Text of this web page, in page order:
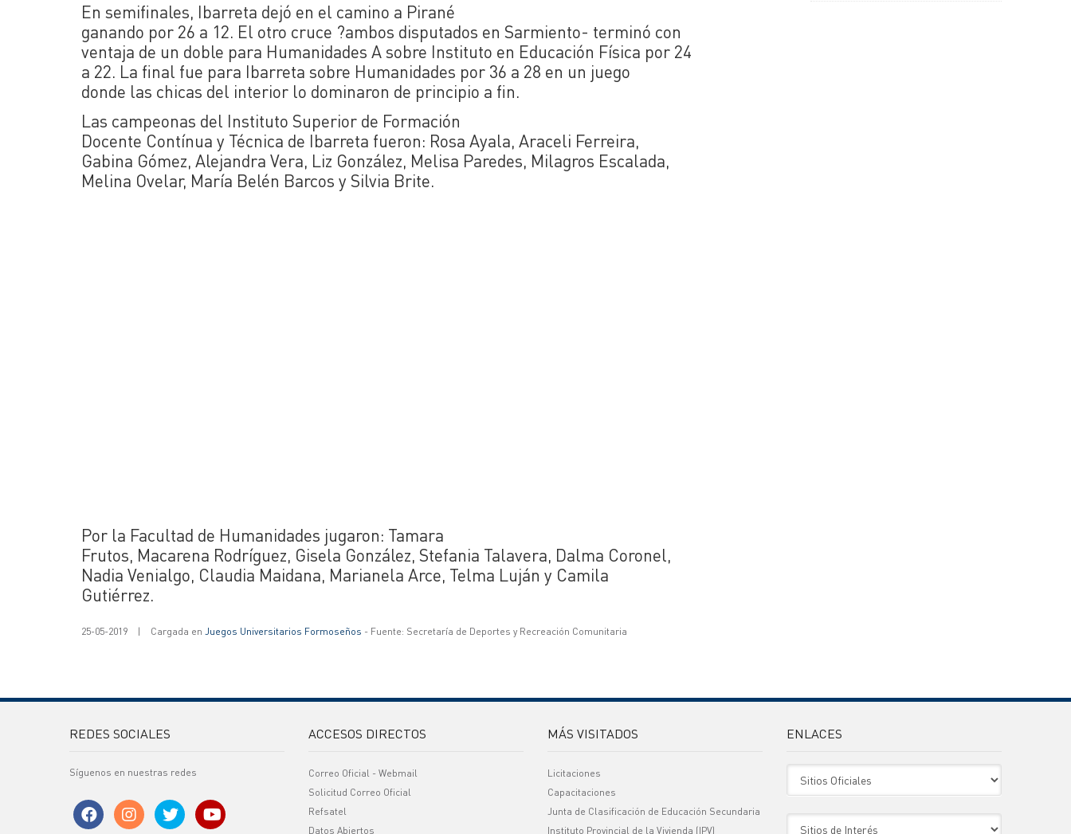
En semifinales, Ibarreta dejó en el camino a Pirané
ganando por 26 a 12. El otro cruce ?ambos disputados en Sarmiento- terminó con
ventaja de un doble para Humanidades A sobre Instituto en Educación Física por 24
a 22. La final fue para Ibarreta sobre Humanidades por 36 a 28 en un juego
donde las chicas del interior lo dominaron de principio a fin.
Las campeonas del Instituto Superior de Formación
Docente Contínua y Técnica de Ibarreta fueron: Rosa Ayala, Araceli Ferreira,
Gabina Gómez, Alejandra Vera, Liz González, Melisa Paredes, Milagros Escalada,
Melina Ovelar, María Belén Barcos y Silvia Brite.
Por la Facultad de Humanidades jugaron: Tamara
Frutos, Macarena Rodríguez, Gisela González, Stefania Talavera, Dalma Coronel,
Nadia Venialgo, Claudia Maidana, Marianela Arce, Telma Luján y Camila
Gutiérrez.
25-05-2019 | Cargada en Juegos Universitarios Formoseños - Fuente: Secretaría de Deportes y Recreación Comunitaria
REDES SOCIALES
Síguenos en nuestras redes
ACCESOS DIRECTOS
Correo Oficial - Webmail
Solicitud Correo Oficial
Refsatel
Datos Abiertos
MÁS VISITADOS
Licitaciones
Capacitaciones
Junta de Clasificación de Educación Secundaria
Instituto Provincial de la Vivienda (IPV)
ENLACES